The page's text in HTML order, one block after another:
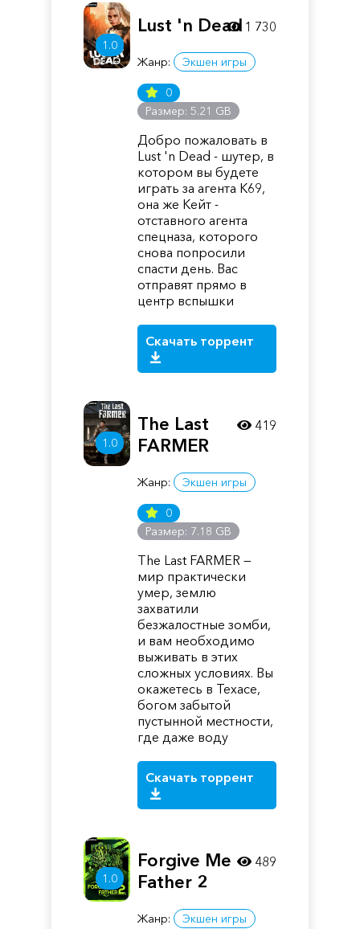
1.0
Lust 'n Dead
Жанр: Экшен игры
0
Размер: 5.21 GB
Добро пожаловать в
Lust 'n Dead - шутер, в
котором вы будете
играть за агента K69,
она же Кейт -
отставного агента
спецназа, которого
снова попросили
спасти день. Вас
отправят прямо в
центр вспышки
Скачать торрент
1 730
1.0
The Last
FARMER
Жанр: Экшен игры
0
Размер: 7.18 GB
The Last FARMER —
мир практически
умер, землю
захватили
безжалостные зомби,
и вам необходимо
выживать в этих
сложных условиях. Вы
окажетесь в Техасе,
богом забытой
пустынной местности,
где даже воду
Скачать торрент
419
1.0
Forgive Me
Father 2
Жанр: Экшен игры
489